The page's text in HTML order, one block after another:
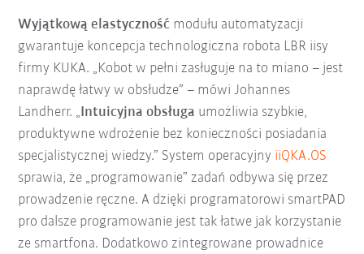
Wyjątkową elastyczność modułu automatyzacji
gwarantuje koncepcja technologiczna robota LBR iisy
firmy KUKA. „Kobot w pełni zasługuje na to miano – jest
naprawdę łatwy w obsłudze” – mówi Johannes
Landherr. „Intuicyjna obsługa umożliwia szybkie,
produktywne wdrożenie bez konieczności posiadania
specjalistycznej wiedzy.” System operacyjny iiQKA.OS
sprawia, że „programowanie” zadań odbywa się przez
prowadzenie ręczne. A dzięki programatorowi smartPAD
pro dalsze programowanie jest tak łatwe jak korzystanie
ze smartfona. Dodatkowo zintegrowane prowadnice